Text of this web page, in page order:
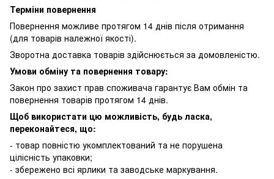
Терміни повернення
Повернення можливе протягом 14 днів після отримання
(для товарів належної якості).
Зворотна доставка товарів здійснюється за домовленістю.
Умови обміну та повернення товару:
Закон про захист прав споживача гарантує Вам обмін та
повернення товарів протягом 14 днів.
Щоб використати цю можливість, будь ласка,
переконайтеся, що:
- товар повністю укомплектований та не порушена
цілісність упаковки;
- збережено всі ярлики та заводське маркування.